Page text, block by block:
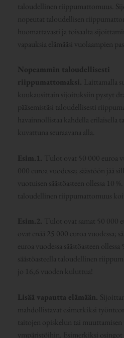
taloudellinen riippumattomuus.
nopeutat taloudellisen
huomattavasti ja toisaalta
vapauksia elämääsi vuolaampien
Nopeammin taloudellisesti
riippumattomaksi. Laittamalla
kuukausittain sijoituksiin pystyt
pääsemistäsi taloudellisesti
havainnollistaa kahdella erilaisella
kuvattuna seuraavana alla.
Esim.1. Tulot ovat 50 000 euroa
000 euroa vuodessa; säästöön jää
vuotuisen säästöasteen ollessa 10
taloudellinen riippumattomuus
Esim.2. Tulot ovat samat 50 000
ovat enää 25 000 euroa vuodessa;
euroa vuodessa säästöasteen
säästöasteella taloudellinen
jo 16,6 vuoden kuluttua!
Lisää vapautta elämään.
mahdollistavat esimerkiksi
taitojen opiskelun tai
ympäristöihin. Esimerkiksi